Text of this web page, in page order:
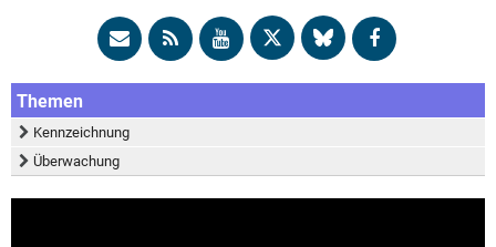
Themen
Kennzeichnung
Überwachung